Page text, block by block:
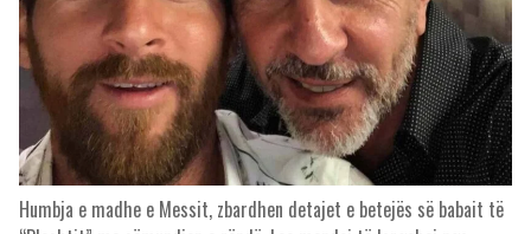
Humbja e madhe e Messit, zbardhen detajet e betejës së babait të